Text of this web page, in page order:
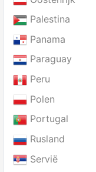
Palestina
Panama
Paraguay
Peru
Polen
Portugal
Rusland
Servië